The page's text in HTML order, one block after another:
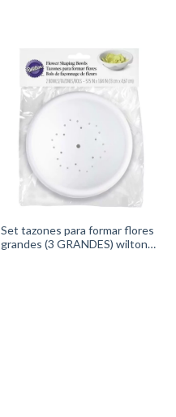
Set tazones para formar flores
grandes (3 GRANDES) wilton